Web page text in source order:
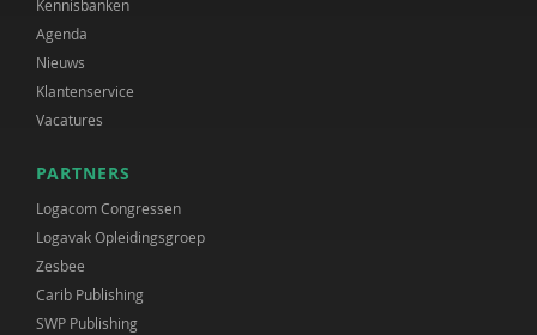
Kennisbanken
Agenda
Nieuws
Klantenservice
Vacatures
PARTNERS
Logacom Congressen
Logavak Opleidingsgroep
Zesbee
Carib Publishing
SWP Publishing